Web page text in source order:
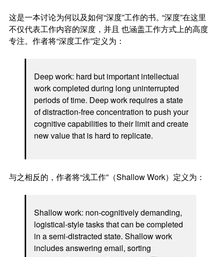
这是一本讨论为何以及如何“深度”工作的书。“深度”在这里
不仅代表工作内容的深度，并且 也涵盖工作方式上的高度
专注。作者将“深度工作”定义为：
Deep work: hard but important intellectual
work completed during long uninterrupted
periods of time. Deep work requires a state
of distraction‐free concentration to push your
cognitive capabilities to their limit and create
new value that is hard to replicate.
与之相反的，作者将“浅工作”（Shallow Work）定义为：
Shallow work: non‐cognitively demanding,
logistical‐style tasks that can be completed
in a semi‐distracted state. Shallow work
includes answering email, sorting